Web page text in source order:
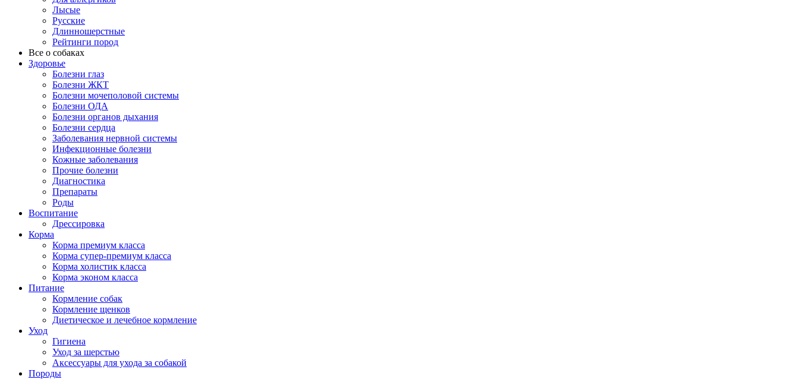
Лысые
Русские
Длинношерстные
Рейтинги пород
Все о собаках
Здоровье
Болезни глаз
Болезни ЖКТ
Болезни мочеполовой системы
Болезни ОДА
Болезни органов дыхания
Болезни сердца
Заболевания нервной системы
Инфекционные болезни
Кожные заболевания
Прочие болезни
Диагностика
Препараты
Роды
Воспитание
Дрессировка
Корма
Корма премиум класса
Корма супер-премиум класса
Корма холистик класса
Корма эконом класса
Питание
Кормление собак
Кормление щенков
Диетическое и лечебное кормление
Уход
Гигиена
Уход за шерстью
Аксессуары для ухода за собакой
Породы